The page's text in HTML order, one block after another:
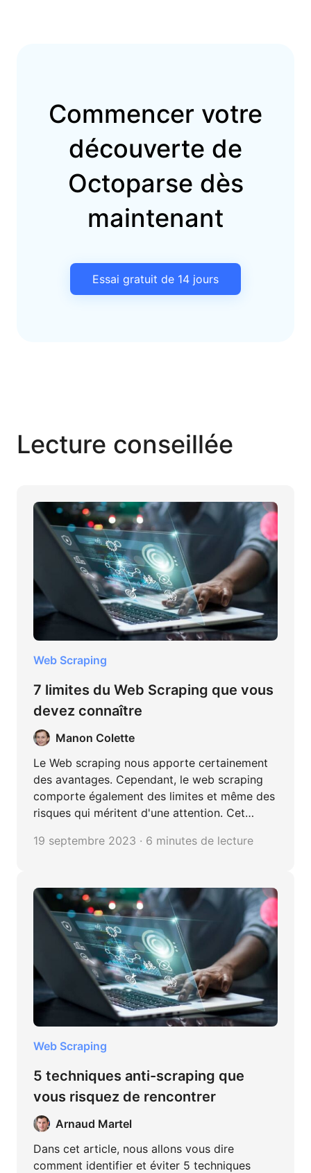
Commencer votre
découverte de
Octoparse dès
maintenant
Essai gratuit de 14 jours
Lecture conseillée
Web Scraping
7 limites du Web Scraping que vous
devez connaître
Manon Colette
Le Web scraping nous apporte certainement
des avantages. Cependant, le web scraping
comporte également des limites et même des
risques qui méritent d'une attention. Cet
du web scraping que vous devez connaître.
19 septembre 2023 · 6 minutes de lecture
Web Scraping
5 techniques anti-scraping que
vous risquez de rencontrer
Arnaud Martel
Dans cet article, nous allons vous dire
comment identifier et éviter 5 techniques